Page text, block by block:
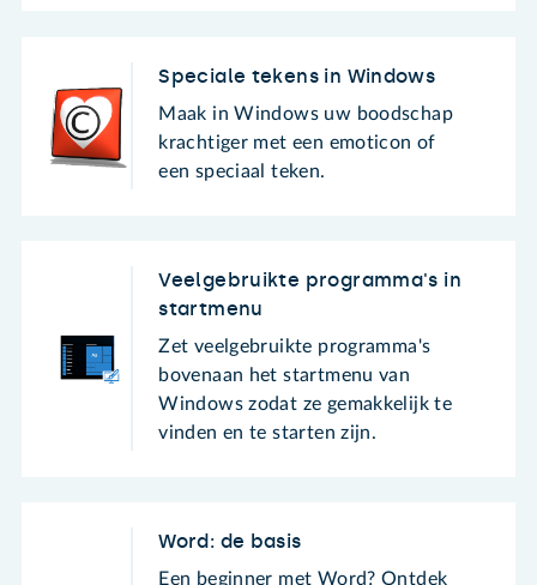
Speciale tekens in Windows
Maak in Windows uw boodschap
krachtiger met een emoticon of
een speciaal teken.
Veelgebruikte programma's in
startmenu
Zet veelgebruikte programma's
bovenaan het startmenu van
Windows zodat ze gemakkelijk te
vinden en te starten zijn.
Word: de basis
Een beginner met Word? Ontdek